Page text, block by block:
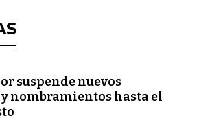
suspende nuevos
nombramientos hasta el